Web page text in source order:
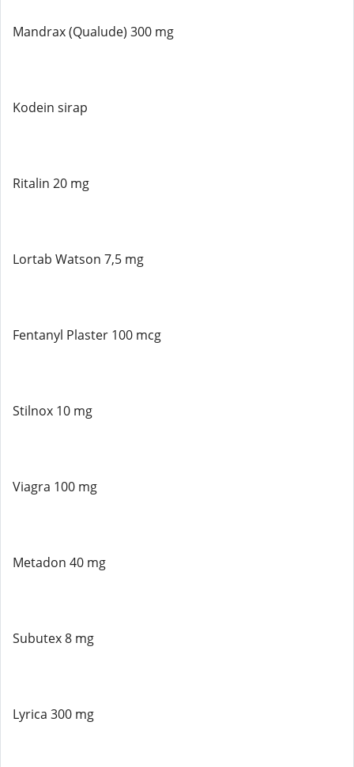
Mandrax (Qualude) 300 mg
Kodein sirap
Ritalin 20 mg
Lortab Watson 7,5 mg
Fentanyl Plaster 100 mcg
Stilnox 10 mg
Viagra 100 mg
Metadon 40 mg
Subutex 8 mg
Lyrica 300 mg